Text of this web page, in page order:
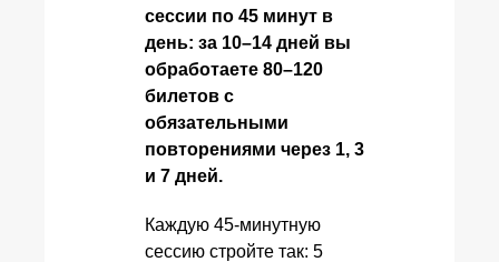
сессии по 45 минут в
день: за 10–14 дней вы
обработаете 80–120
билетов с
обязательными
повторениями через 1, 3
и 7 дней.
Каждую 45‑минутную
сессию стройте так: 5